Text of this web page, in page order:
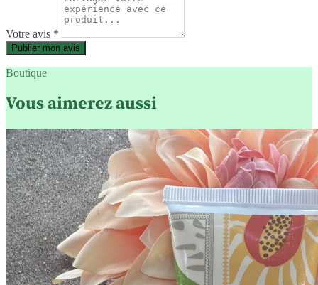
Votre avis *
Publier mon avis
Boutique
Vous aimerez aussi